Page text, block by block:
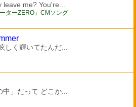
leave me? You're...
ターZERO」CMソング
しく輝いてたんだ...
」だって どこか...